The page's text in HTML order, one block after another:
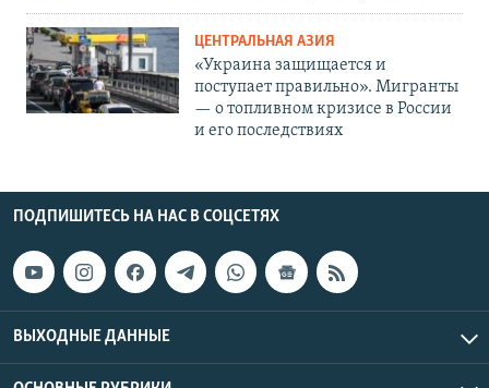
ЦЕНТРАЛЬНАЯ АЗИЯ
«Украина защищается и
поступает правильно». Мигранты
— о топливном кризисе в России
и его последствиях
ПОДПИШИТЕСЬ НА НАС В СОЦСЕТЯХ
ВЫХОДНЫЕ ДАННЫЕ